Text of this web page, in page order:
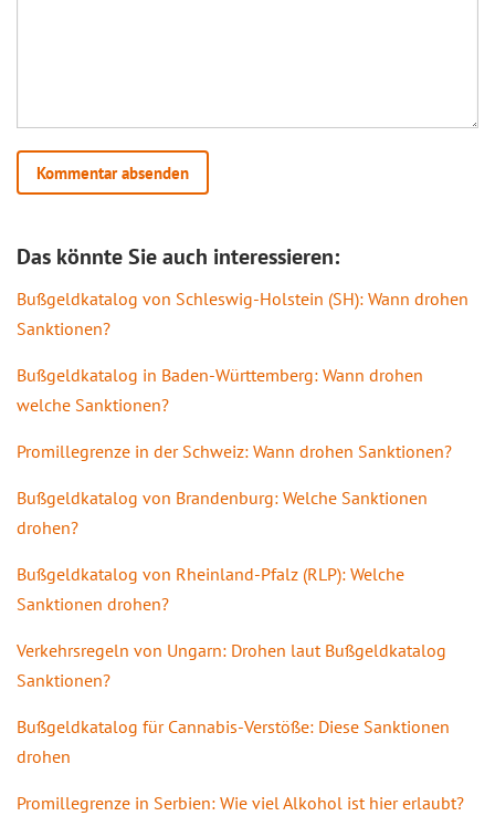
Das könnte Sie auch interessieren:
Bußgeldkatalog von Schleswig-Holstein (SH): Wann drohen
Sanktionen?
Bußgeldkatalog in Baden-Württemberg: Wann drohen
welche Sanktionen?
Promillegrenze in der Schweiz: Wann drohen Sanktionen?
Bußgeldkatalog von Brandenburg: Welche Sanktionen
drohen?
Bußgeldkatalog von Rheinland-Pfalz (RLP): Welche
Sanktionen drohen?
Verkehrsregeln von Ungarn: Drohen laut Bußgeldkatalog
Sanktionen?
Bußgeldkatalog für Cannabis-Verstöße: Diese Sanktionen
drohen
Promillegrenze in Serbien: Wie viel Alkohol ist hier erlaubt?